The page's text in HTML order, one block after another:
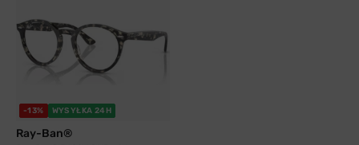
-13% WYSYŁKA 24H
Ray-Ban®